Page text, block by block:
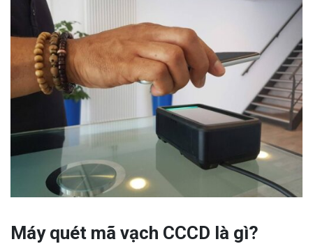
Máy quét mã vạch CCCD là gì?